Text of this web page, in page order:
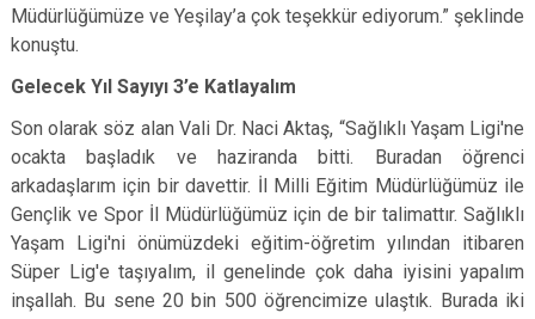
Müdürlüğümüze ve Yeşilay’a çok teşekkür ediyorum.” şeklinde
konuştu.
Gelecek Yıl Sayıyı 3’e Katlayalım
Son olarak söz alan Vali Dr. Naci Aktaş, “Sağlıklı Yaşam Ligi'ne
ocakta başladık ve haziranda bitti. Buradan öğrenci
arkadaşlarım için bir davettir. İl Milli Eğitim Müdürlüğümüz ile
Gençlik ve Spor İl Müdürlüğümüz için de bir talimattır. Sağlıklı
Yaşam Ligi'ni önümüzdeki eğitim-öğretim yılından itibaren
Süper Lig'e taşıyalım, il genelinde çok daha iyisini yapalım
inşallah. Bu sene 20 bin 500 öğrencimize ulaştık. Burada iki